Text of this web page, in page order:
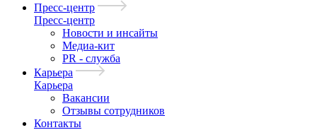
Пресс-центр
Пресс-центр
Новости и инсайты
Медиа-кит
PR - служба
Карьера
Карьера
Вакансии
Отзывы сотрудников
Контакты